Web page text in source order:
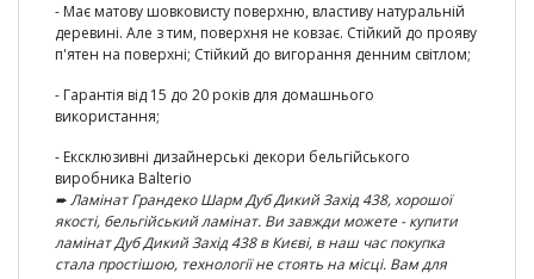
- Має матову шовковисту поверхню, властиву натуральній
деревині. Але з тим, поверхня не ковзає. Стійкий до прояву
п'ятен на поверхні; Стійкий до вигорання денним світлом;
- Гарантія від 15 до 20 років для домашнього
використання;
- Ексклюзивні дизайнерські декори бельгійського
виробника Balterio
➨ ЛамінатГрандеко Шарм Дуб Дикий Захід 438, хорошої
якості, бельгійський ламінат. Ви завжди можете - купити
ламінатДуб Дикий Захід 438 в Києві, в наш час покупка
стала простішою, технології не стоять на місці. Вам для